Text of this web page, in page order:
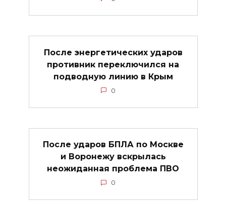
После энергетических ударов
противник переключился на
подводную линию в Крым
0
После ударов БПЛА по Москве
и Воронежу вскрылась
неожиданная проблема ПВО
0